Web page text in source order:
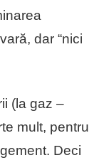
dar “nici
(la gaz –
mult, pentru
Deci